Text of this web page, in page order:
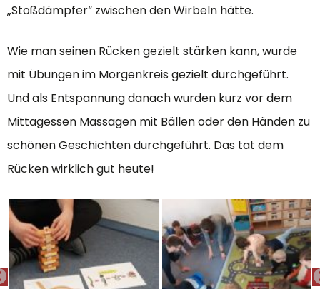
„Stoßdämpfer“ zwischen den Wirbeln hätte.
Wie man seinen Rücken gezielt stärken kann, wurde
mit Übungen im Morgenkreis gezielt durchgeführt.
Und als Entspannung danach wurden kurz vor dem
Mittagessen Massagen mit Bällen oder den Händen zu
schönen Geschichten durchgeführt. Das tat dem
Rücken wirklich gut heute!
PREVIOUS